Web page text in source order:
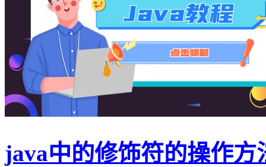
java中的修饰符的操作方